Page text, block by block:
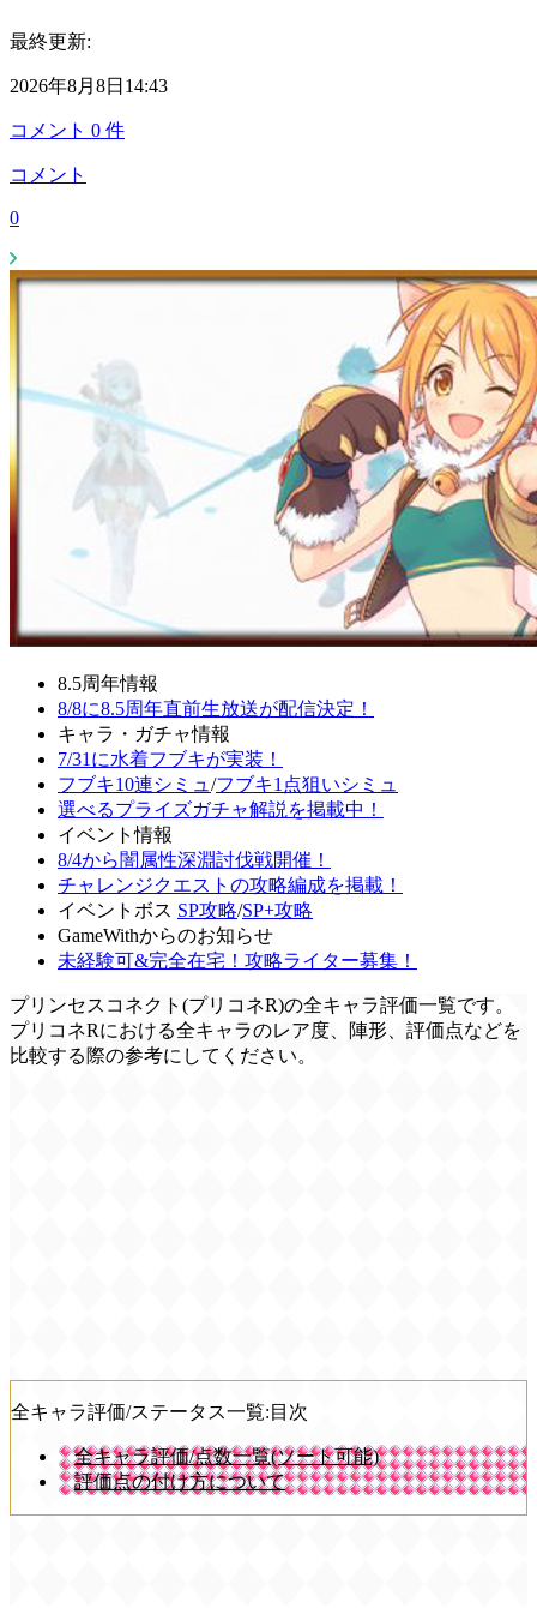
最終更新:
2026年8月8日14:43
コメント 0 件
コメント
0
8.5周年情報
8/8に8.5周年直前生放送が配信決定！
キャラ・ガチャ情報
7/31に水着フブキが実装！
フブキ10連シミュ /フブキ1点狙いシミュ
選べるプライズガチャ解説を掲載中！
イベント情報
8/4から闇属性深淵討伐戦開催！
チャレンジクエストの攻略編成を掲載！
イベントボス SP攻略/SP+攻略
GameWithからのお知らせ
未経験可&完全在宅！攻略ライター募集！
プリンセスコネクト(プリコネR)の全キャラ評価一覧です。
プリコネRにおける全キャラのレア度、陣形、評価点などを
比較する際の参考にしてください。
全キャラ評価/ステータス一覧:目次
全キャラ評価/点数一覧(ソート可能)
評価点の付け方について